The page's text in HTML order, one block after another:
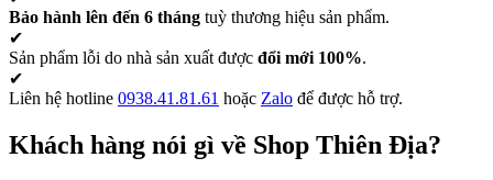
Bảo hành lên đến 6 tháng tuỳ thương hiệu sản phẩm.
✔
Sản phẩm lỗi do nhà sản xuất được đổi mới 100%.
✔
Liên hệ hotline 0938.41.81.61 hoặc Zalo để được hỗ trợ.
Khách hàng nói gì về Shop Thiên Địa?